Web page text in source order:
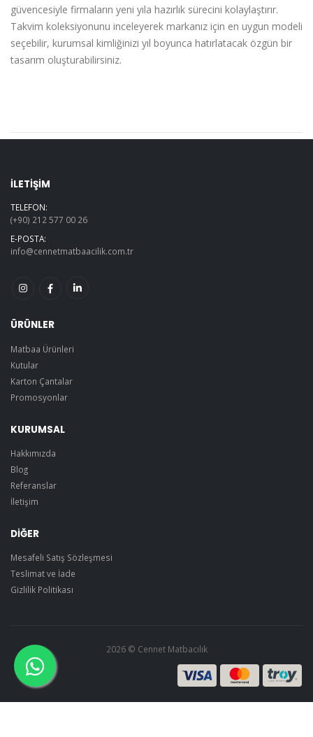
güvencesiyle firmaların yeni yıla hazırlık sürecini kolaylaştırır.
Takvim koleksiyonunu inceleyerek markanız için en uygun modeli
seçebilir, kurumsal kimliğinizi yıl boyunca hatırlatacak özgün bir
tasarım oluşturabilirsiniz.
İLETİŞİM
TELEFON:
(+90) 212 577 00 26
E-POSTA:
info@cennetmatbaacilik.com.tr
ÜRÜNLER
Matbaa Ürünleri
Kutular
Karton Çantalar
Promosyonlar
KURUMSAL
Hakkımızda
Blog
Referanslar
İletişim
DİĞER
Mesafeli Satış Sözleşmesi
Teslimat ve İade
Gizlilik Politikası
2026 © Cennet Matbacılık